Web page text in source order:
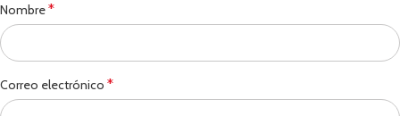
Nombre*
Correo electrónico *